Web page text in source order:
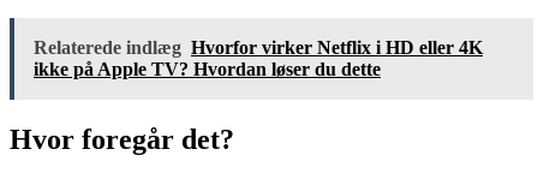
Relaterede indlæg Hvorfor virker Netflix i HD eller 4K
ikke på Apple TV? Hvordan løser du dette
Hvor foregår det?